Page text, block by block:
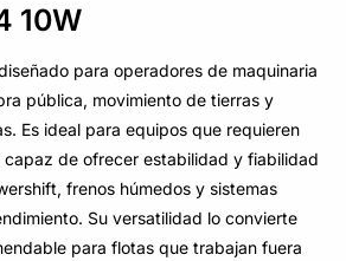
10W
para operadores de maquinaria
pública, movimiento de tierras y
Es ideal para equipos que requieren
capaz de ofrecer estabilidad y fiabilidad
frenos húmedos y sistemas
Su versatilidad lo convierte
para flotas que trabajan fuera